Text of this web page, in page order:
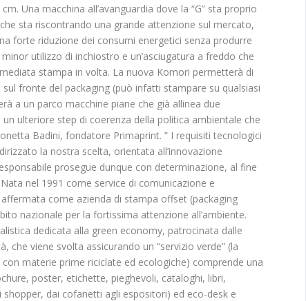
Una macchina all’avanguardia dove la “G” sta proprio
sta riscontrando una grande attenzione sul mercato,
forte riduzione dei consumi energetici senza produrre
utilizzo di inchiostro e un’asciugatura a freddo che
stampa in volta. La nuova Komori permetterà di
fronte del packaging (può infatti stampare su qualsiasi
a un parco macchine piane che già allinea due
ulteriore step di coerenza della politica ambientale che
Badini, fondatore Primaprint. ” I requisiti tecnologici
la nostra scelta, orientata all’innovazione
prosegue dunque con determinazione, al fine
nel 1991 come service di comunicazione e
come azienda di stampa offset (packaging
nazionale per la fortissima attenzione all’ambiente.
dedicata alla green economy, patrocinata dalle
che viene svolta assicurando un “servizio verde” (la
materie prime riciclate ed ecologiche) comprende una
poster, etichette, pieghevoli, cataloghi, libri,
dai cofanetti agli espositori) ed eco-desk e